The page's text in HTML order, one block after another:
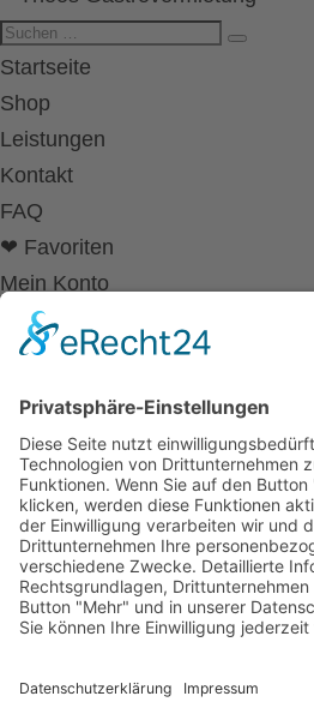
Startseite
Shop
Leistungen
Kontakt
FAQ
❤ Favoriten
Mein Konto
Betriebsferien
Wir befinden uns vom
19.12.2025 bis einschließlich
in unseren Betriebsferien.
In dieser Zeit werden Anfragen
kann es zu Verzögerungen bei